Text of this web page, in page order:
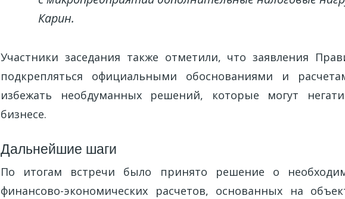
Карин.
Участники заседания также отметили, что заявления
подкрепляться официальными обоснованиями и
избежать необдуманных решений, которые могут
бизнесе.
Дальнейшие шаги
По итогам встречи было принято решение о
финансово-экономических расчетов, основанных на